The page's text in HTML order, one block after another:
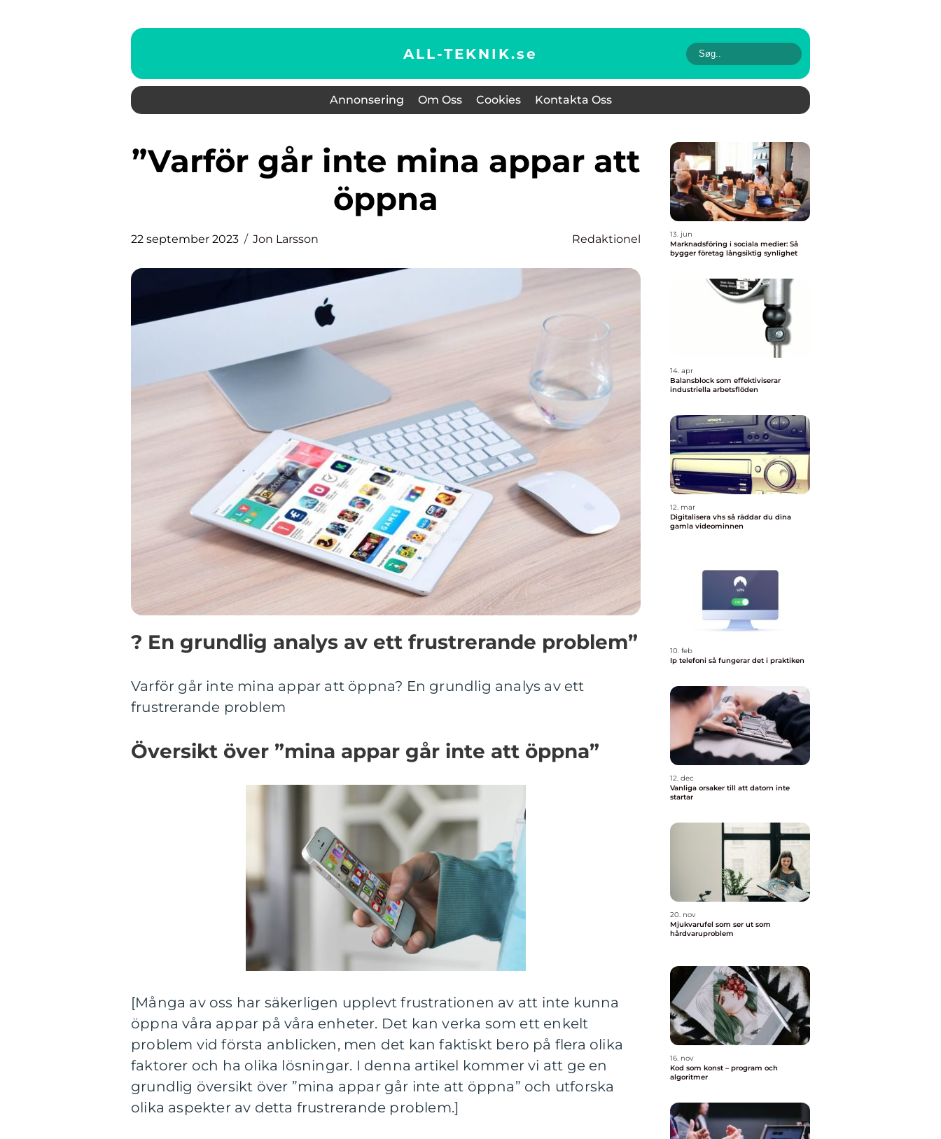
ALL-TEKNIK.se
Annonsering Om Oss Cookies Kontakta Oss
”Varför går inte mina appar att
öppna
22 september 2023 Jon Larsson Redaktionel
? En grundlig analys av ett frustrerande problem”
Varför går inte mina appar att öppna? En grundlig analys av ett
frustrerande problem
Översikt över ”mina appar går inte att öppna”
[Många av oss har säkerligen upplevt frustrationen av att inte kunna
öppna våra appar på våra enheter. Det kan verka som ett enkelt
problem vid första anblicken, men det kan faktiskt bero på flera olika
faktorer och ha olika lösningar. I denna artikel kommer vi att ge en
grundlig översikt över ”mina appar går inte att öppna” och utforska
olika aspekter av detta frustrerande problem.]
13. jun
Marknadsföring i sociala medier: Så
bygger företag långsiktig synlighet
14. apr
Balansblock som effektiviserar
industriella arbetsflöden
12. mar
Digitalisera vhs så räddar du dina
gamla videominnen
10. feb
Ip telefoni så fungerar det i praktiken
12. dec
Vanliga orsaker till att datorn inte
startar
20. nov
Mjukvarufel som ser ut som
hårdvaruproblem
16. nov
Kod som konst – program och
algoritmer